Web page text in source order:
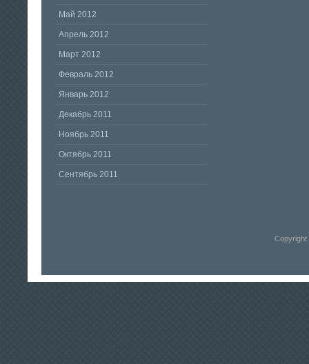
Май 2012
Апрель 2012
Март 2012
Февраль 2012
Январь 2012
Декабрь 2011
Ноябрь 2011
Октябрь 2011
Сентябрь 2011